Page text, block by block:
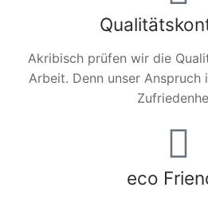
Akribisch prüfen wir die
Arbeit. Denn unser Anspruch
eco